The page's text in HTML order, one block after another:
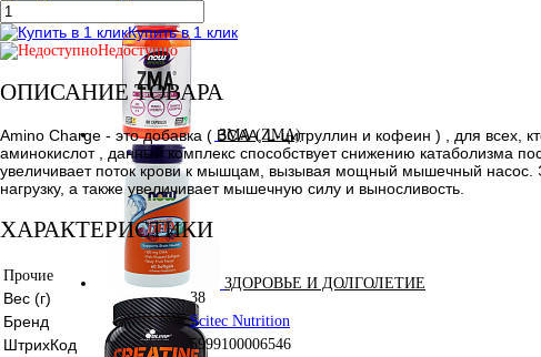
ЗМА (ZMA)
ЗДОРОВЬЕ И ДОЛГОЛЕТИЕ
Купить в 1 клик
Недоступно
ОПИСАНИЕ ТОВАРА
Amino Charge - это добавка ( BCAA, L-цитруллин и кофеин ) , для всех,
аминокислот , данный комплекс способствует снижению катаболизма
увеличивает поток крови к мышцам, вызывая мощный мышечный насос.
нагрузку, а также увеличивает мышечную силу и выносливость.
ХАРАКТЕРИСТИКИ
Прочие
Вес (г) 38
Бренд Scitec Nutrition
ШтрихКод 5999100006546